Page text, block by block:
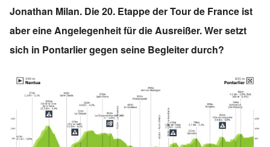
Jonathan Milan. Die 20. Etappe der Tour de France ist
aber eine Angelegenheit für die Ausreißer. Wer setzt
sich in Pontarlier gegen seine Begleiter durch?